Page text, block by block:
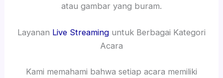
atau gambar yang buram.
Layanan Live Streaming untuk Berbagai Kategori
Acara
Kami memahami bahwa setiap acara memiliki